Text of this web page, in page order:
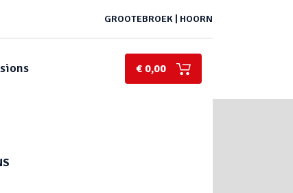
GROOTEBROEK | HOORN
€ 0,00